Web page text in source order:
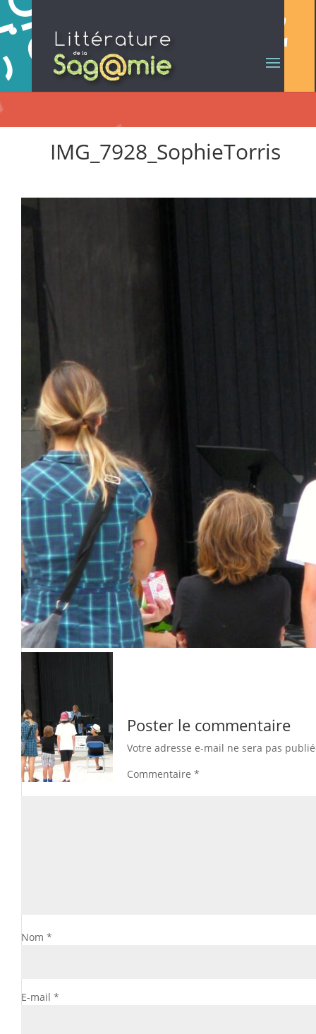
IMG_7928_SophieTorris
Poster le commentaire
Votre adresse e-mail ne sera pas
Commentaire *
Nom *
E-mail *